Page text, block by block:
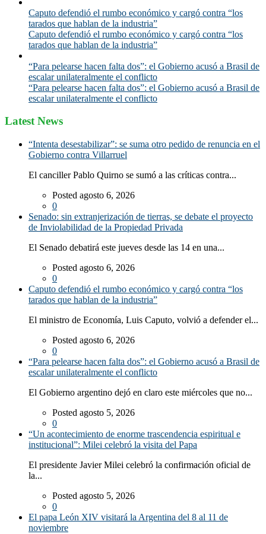
Caputo defendió el rumbo económico y cargó contra “los
tarados que hablan de la industria”
Caputo defendió el rumbo económico y cargó contra “los
tarados que hablan de la industria”
“Para pelearse hacen falta dos”: el Gobierno acusó a Brasil de
escalar unilateralmente el conflicto
“Para pelearse hacen falta dos”: el Gobierno acusó a Brasil de
escalar unilateralmente el conflicto
Latest News
“Intenta desestabilizar”: se suma otro pedido de renuncia en el
Gobierno contra Villarruel
El canciller Pablo Quirno se sumó a las críticas contra...
Posted agosto 6, 2026
0
Senado: sin extranjerización de tierras, se debate el proyecto
de Inviolabilidad de la Propiedad Privada
El Senado debatirá este jueves desde las 14 en una...
Posted agosto 6, 2026
0
Caputo defendió el rumbo económico y cargó contra “los
tarados que hablan de la industria”
El ministro de Economía, Luis Caputo, volvió a defender el...
Posted agosto 6, 2026
0
“Para pelearse hacen falta dos”: el Gobierno acusó a Brasil de
escalar unilateralmente el conflicto
El Gobierno argentino dejó en claro este miércoles que no...
Posted agosto 5, 2026
0
“Un acontecimiento de enorme trascendencia espiritual e
institucional”: Milei celebró la visita del Papa
El presidente Javier Milei celebró la confirmación oficial de
la...
Posted agosto 5, 2026
0
El papa León XIV visitará la Argentina del 8 al 11 de
noviembre